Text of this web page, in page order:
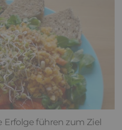
Erfolge führen zum Ziel